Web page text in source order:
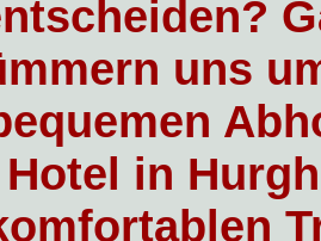
uns
in